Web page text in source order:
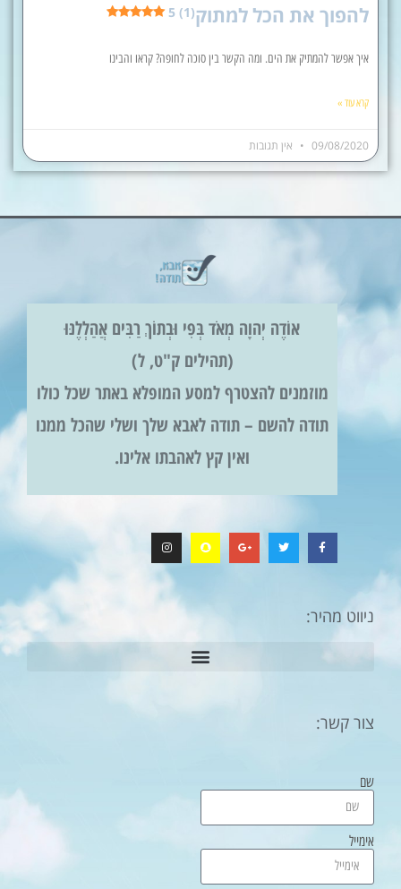
להפוך את הכל למתוק5 (1)
איך אפשר להמתיק את הים. ומה הקשר בין סוכה לחופה? קראו והבינו
קרא עוד »
09/08/2020 אין תגובות
אוֹדֶה יְהוָה מְאֹד בְּפִי וּבְתוֹךְ רַבִּים אֲהַלְלֶנּוּ
(תהילים ק"ט, ל)
מוזמנים להצטרף למסע המופלא באתר שכל כולו
תודה להשם – תודה לאבא שלך ושלי שהכל ממנו
ואין קץ לאהבתו אלינו.
ניווט מהיר:
צור קשר:
שם
אימייל